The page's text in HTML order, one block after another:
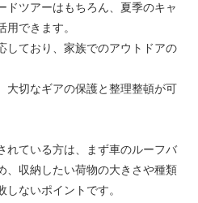
ドツアーはもちろん、夏季のキャ
できます。
しており、家族でのアウトドアの
大切なギアの保護と整理整頓が可
れている方は、まず車のルーフバ
、収納したい荷物の大きさや種類
ないポイントです。